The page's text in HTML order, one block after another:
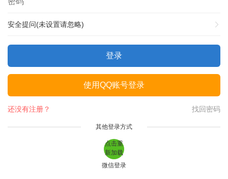
安全提问(未设置请忽略)
登录
使用QQ账号登录
找回密码
还没有注册？
其他登录方式
点击重
新加载
微信登录